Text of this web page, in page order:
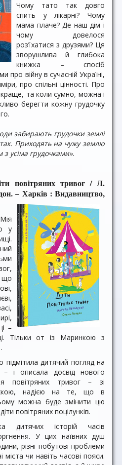
Чому тато так довго
спить у лікарні? Чому
мама плаче? Де наш дім і
чому довелося
роз’їхатися з друзями? Ця
зворушлива й глибока
книжка – спосіб
війну в сучасній Україні,
про спільні цінності. Про
та коли сумно, можна і
берегти кожну грудочку
забирають грудочки землі
Приходять на чужу землю
з усіма грудочками».
повітряних тривог / Л.
– Харків : Видавництво,
у
–
Тільки от із Маринкою з
дитячий погляд на
і описала досвід нового
повітряних тривог – зі
надією на те, що в
можна буде змінити цю
повітряних поцілунків.
дитячих історій часів
У цих наївних душ
різні побутові проблеми
чи навіть часові пояси.